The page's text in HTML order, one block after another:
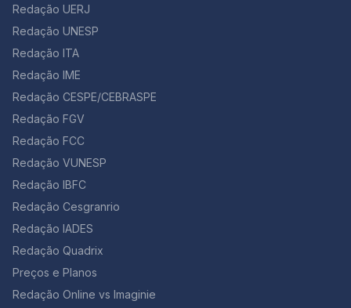
Redação UERJ
Redação UNESP
Redação ITA
Redação IME
Redação CESPE/CEBRASPE
Redação FGV
Redação FCC
Redação VUNESP
Redação IBFC
Redação Cesgranrio
Redação IADES
Redação Quadrix
Preços e Planos
Redação Online vs Imaginie